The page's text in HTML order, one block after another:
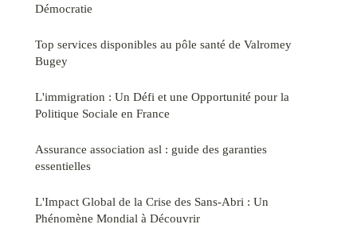
Démocratie
Top services disponibles au pôle santé de Valromey
Bugey
L'immigration : Un Défi et une Opportunité pour la
Politique Sociale en France
Assurance association asl : guide des garanties
essentielles
L'Impact Global de la Crise des Sans-Abri : Un
Phénomène Mondial à Découvrir